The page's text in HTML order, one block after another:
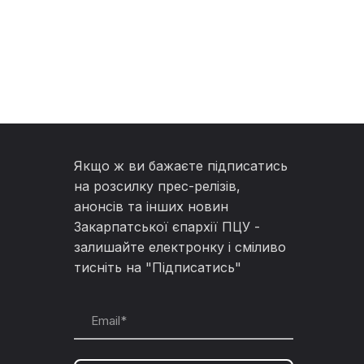
Якщо ж ви бажаєте підписатись
на розсилку прес-релізів,
анонсів та інших новин
Закарпатської єпархії ПЦУ -
залишайте електронку і сміливо
тисніть на "Підписатись"